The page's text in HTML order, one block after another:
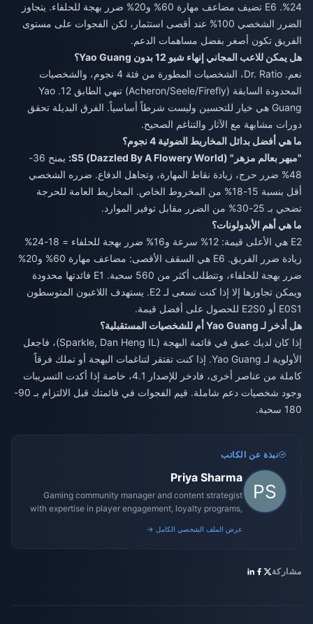
24%. E6 تضيف مضاعف مهارة 60% و20% ضرر بهجة للحلفاء. يتجاوز
الضرر الشخصي 100% عند أقصى استثمار، لكن الفجوات على مستوى
الفريق تكون أصغر بفضل مساهمات الدعم.
هل يمكن للاعب المجاني إنهاء شيو 12 بدون Yao Guang؟
نعم. Dr. Ratio، الشخصيات المطورة من فئة 4 نجوم، والشخصيات
المحدودة السابقة (Acheron/Seele/Firefly) تنهي الطابق 12. Yao
Guang هي خيار للتحسين وليست شرطاً أساسياً. الفرق البديلة تحقق
دورات مشابهة مع الآثار والتناغم الصحيح.
ما هي أفضل بدائل المخاريط الضوئية 4 نجوم؟
"مبهر بعالم مزهر" (Dazzled By A Flowery World) S5:
يمنح 36-
48% ضرر حرج، زيادة نقاط المهارة، وتجاهل الدفاع. ضرره الشخصي
أقل بنسبة 15-18% من المخروط الخاص. المخاريط العامة للحرجة
تضحي بـ 25-30% من الضرر مقابل توفير الموارد.
ما هي أهم الأيدولونات؟
E2 هي الأعلى قيمة: 12% سرعة و16% ضرر بهجة للحلفاء = 18-24%
زيادة ضرر الفريق. E6 هي السقف الأقصى: مضاعف مهارة 60% و20%
ضرر بهجة للحلفاء، وتتطلب أكثر من 560 سحبة. E1 فائدتها محدودة
ويمكن تجاوزها إلا إذا كنت تسعى لـ E2. يستهدف اللاعبون المتوسطون
E0S1 أو E2S0 للحصول على أفضل قيمة.
هل أدخر لـ Yao Guang أم للشخصيات المستقبلية؟
إذا كان لديك عمق في قائمة البهجة (Sparkle, Dan Heng IL)، فاجعل
الأولوية لـ Yao Guang. إذا كنت تفتقر لتناغمات البهجة أو تملك فرقاً
كاملة من عناصر أخرى، فادخر للإصدار 4.1، خاصة إذا أكدت التسريبات
وجود شخصيات دعم شاملة. قيم الفجوات في قائمتك قبل الالتزام بـ 90-
180 سحبة.
نبذة عن الكاتب
Priya Sharma
Gaming community manager and content strategist
with expertise in player engagement, loyalty programs,
عرض الملف الشخصي الكامل →
مشاركة